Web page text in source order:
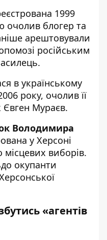
1999
очолив блогер та
арештовували
російським
в українському
року, очолив її
Євген Мураєв.
Володимира
у Херсоні
місцевих виборів.
окупанти
«агентів